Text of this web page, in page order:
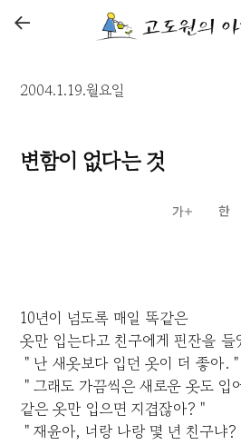
←
2004.1.19.월요일
변함이 없다는 것
10년이 넘도록 매일 똑같은
옷만 입는다고 친구에게 핀잔을 들
＂난 새옷보다 입던 옷이 더 좋아.＂
＂그래도 가끔씩은 새로운 옷도 입
같은 옷만 입으면 지겹잖아?＂
＂재윤아, 너랑 나랑 몇 년 친구냐?